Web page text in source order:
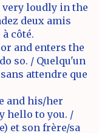
loudly in the
deux amis
côté.
and enters the
so. / Quelqu'un
attendre que
and his/her
hello to you. /
et son frère/sa